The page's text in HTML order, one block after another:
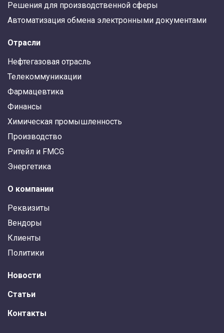
Решения для производственной сферы
Автоматизация обмена электронными документами
Отрасли
Нефтегазовая отрасль
Телекоммуникации
Фармацевтика
Финансы
Химическая промышленность
Производство
Ритейл и FMCG
Энергетика
О компании
Реквизиты
Вендоры
Клиенты
Политики
Новости
Статьи
Контакты